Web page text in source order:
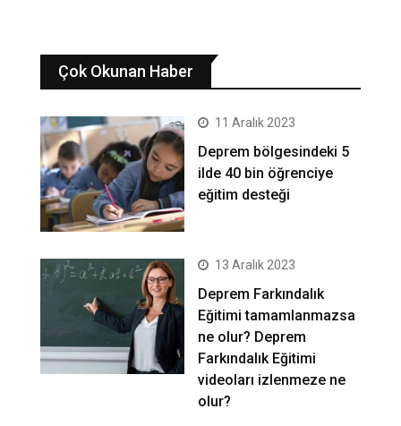
Çok Okunan Haber
11 Aralık 2023
Deprem bölgesindeki 5
ilde 40 bin öğrenciye
eğitim desteği
13 Aralık 2023
Deprem Farkındalık
Eğitimi tamamlanmazsa
ne olur? Deprem
Farkındalık Eğitimi
videoları izlenmeze ne
olur?